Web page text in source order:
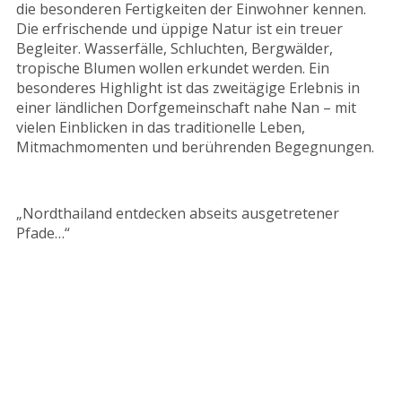
die besonderen Fertigkeiten der Einwohner kennen.
Die erfrischende und üppige Natur ist ein treuer
Begleiter. Wasserfälle, Schluchten, Bergwälder,
tropische Blumen wollen erkundet werden. Ein
besonderes Highlight ist das zweitägige Erlebnis in
einer ländlichen Dorfgemeinschaft nahe Nan – mit
vielen Einblicken in das traditionelle Leben,
Mitmachmomenten und berührenden Begegnungen.
„Nordthailand entdecken abseits ausgetretener
Pfade…“